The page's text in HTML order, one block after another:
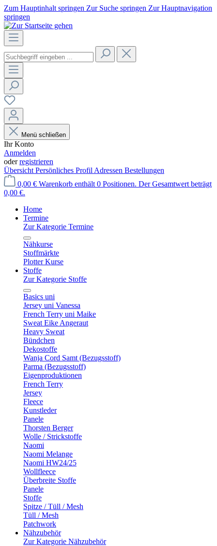
Zum Hauptinhalt springen Zur Suche springen Zur Hauptnavigation
springen
Menü schließen
Ihr Konto
Anmelden
oderregistrieren
Übersicht Persönliches Profil Adressen Bestellungen
0,00 € Warenkorb enthält 0 Positionen. Der Gesamtwert beträgt
0,00 €.
Home
Termine
Zur Kategorie Termine
Nähkurse
Stoffmärkte
Plotter Kurse
Stoffe
Zur Kategorie Stoffe
Basics uni
Jersey uni Vanessa
French Terry uni Maike
Sweat Eike Angeraut
Heavy Sweat
Bündchen
Dekostoffe
Wanja Cord Samt (Bezugsstoff)
Parma (Bezugsstoff)
Eigenproduktionen
French Terry
Jersey
Fleece
Kunstleder
Panele
Thorsten Berger
Wolle / Strickstoffe
Naomi
Naomi Melange
Naomi HW24/25
Wollfleece
Überbreite Stoffe
Panele
Stoffe
Spitze / Tüll / Mesh
Tüll / Mesh
Patchwork
Nähzubehör
Zur Kategorie Nähzubehör